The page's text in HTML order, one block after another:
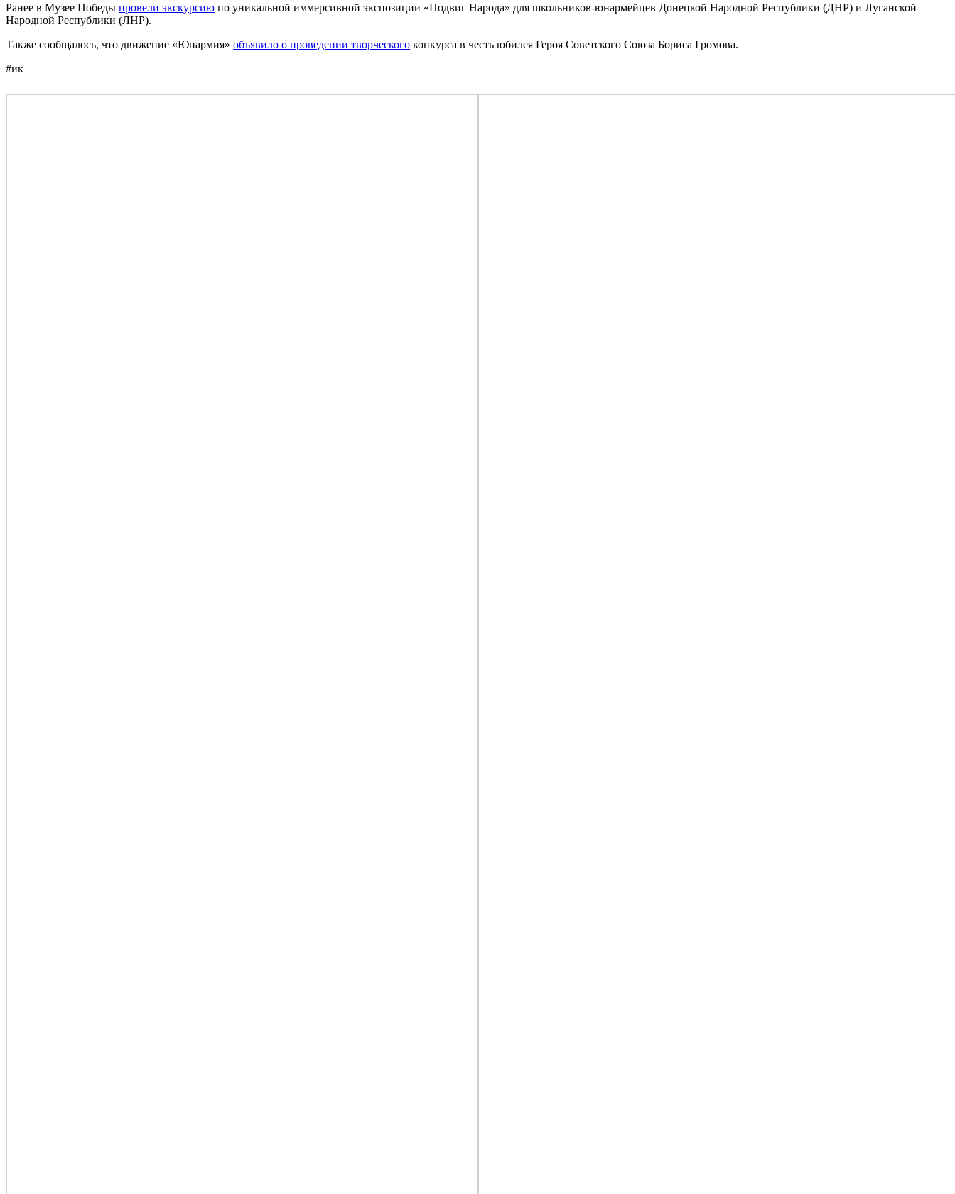
Ранее в Музее Победы провели экскурсию по уникальной иммерсивной экспозиции «Подвиг Народа» для школьников-юнармейцев Донецкой Народной Республики (ДНР) и Луганской
Народной Республики (ЛНР).
Также сообщалось, что движение «Юнармия» объявило о проведении творческого конкурса в честь юбилея Героя Советского Союза Бориса Громова.
#ик